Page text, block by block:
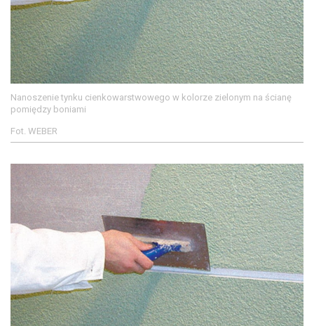
Nanoszenie tynku cienkowarstwowego w kolorze zielonym na ścianę
pomiędzy boniami
Fot. WEBER